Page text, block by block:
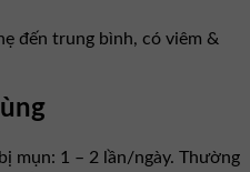
đến trung bình, có viêm &
mụn: 1 – 2 lần/ngày. Thường